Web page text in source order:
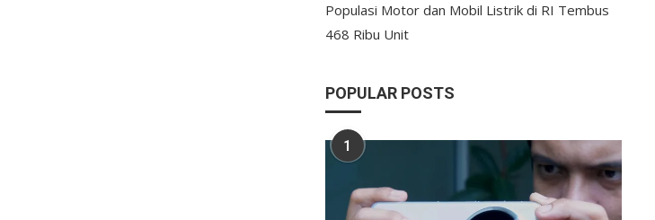
Populasi Motor dan Mobil Listrik di RI Tembus
468 Ribu Unit
POPULAR POSTS
1